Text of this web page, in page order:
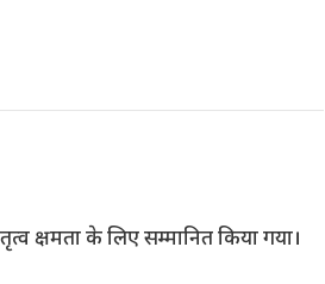
क्षमता के लिए सम्मानित किया गया।